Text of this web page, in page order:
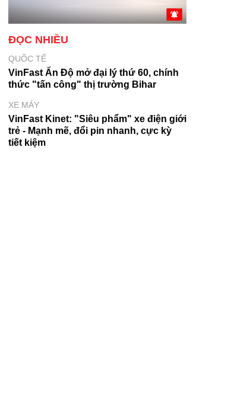
ĐỌC NHIỀU
QUỐC TẾ
VinFast Ấn Độ mở đại lý thứ 60, chính
thức "tấn công" thị trường Bihar
XE MÁY
VinFast Kinet: "Siêu phẩm" xe điện giới
trẻ - Mạnh mẽ, đổi pin nhanh, cực kỳ
tiết kiệm